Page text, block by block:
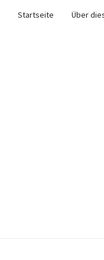
Startseite Über